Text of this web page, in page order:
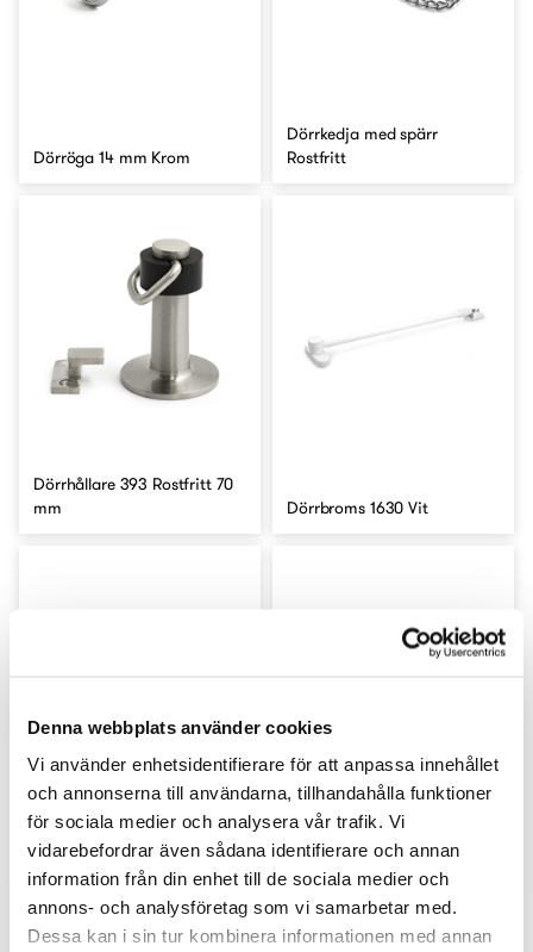
Denna webbplats använder cookies
Vi använder enhetsidentifierare för att anpassa innehållet
och annonserna till användarna, tillhandahålla funktioner
för sociala medier och analysera vår trafik. Vi
vidarebefordrar även sådana identifierare och annan
information från din enhet till de sociala medier och
annons- och analysföretag som vi samarbetar med.
Dessa kan i sin tur kombinera informationen med annan
Dörröga 14 mm Krom
Dörrkedja med spärr
Rostfritt
Dörrhållare 393 Rostfritt 70
mm
Dörrbroms 1630 Vit
Dörrstängare 400 Silver
Fotskrapa 500 Elzink 500
mm